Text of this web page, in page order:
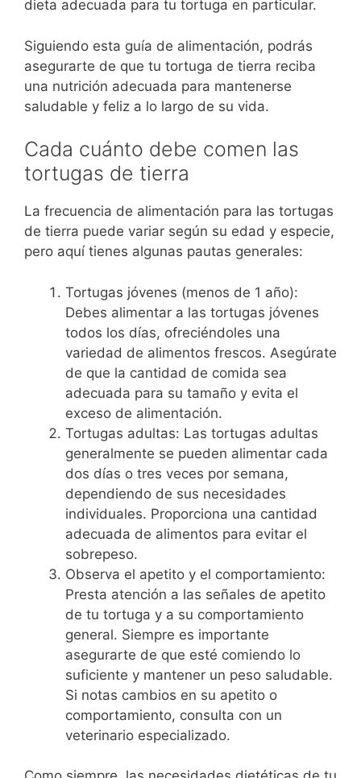
dieta adecuada para tu tortuga en particular.
Siguiendo esta guía de alimentación, podrás
asegurarte de que tu tortuga de tierra reciba
una nutrición adecuada para mantenerse
saludable y feliz a lo largo de su vida.
Cada cuánto debe comen las
tortugas de tierra
La frecuencia de alimentación para las tortugas
de tierra puede variar según su edad y especie,
pero aquí tienes algunas pautas generales:
Tortugas jóvenes (menos de 1 año):
Debes alimentar a las tortugas jóvenes
todos los días, ofreciéndoles una
variedad de alimentos frescos. Asegúrate
de que la cantidad de comida sea
adecuada para su tamaño y evita el
exceso de alimentación.
Tortugas adultas: Las tortugas adultas
generalmente se pueden alimentar cada
dos días o tres veces por semana,
dependiendo de sus necesidades
individuales. Proporciona una cantidad
adecuada de alimentos para evitar el
sobrepeso.
Observa el apetito y el comportamiento:
Presta atención a las señales de apetito
de tu tortuga y a su comportamiento
general. Siempre es importante
asegurarte de que esté comiendo lo
suficiente y mantener un peso saludable.
Si notas cambios en su apetito o
comportamiento, consulta con un
veterinario especializado.